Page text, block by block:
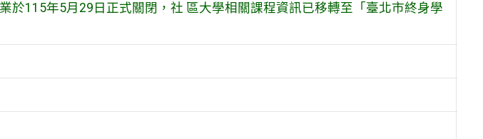
於115年5月29日正式關閉，社 區大學相關課程資訊已移轉至「臺北市終身學